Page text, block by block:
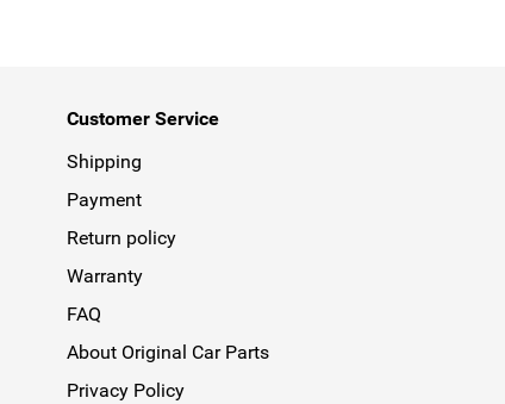
Customer Service
Shipping
Payment
Return policy
Warranty
FAQ
About Original Car Parts
Privacy Policy